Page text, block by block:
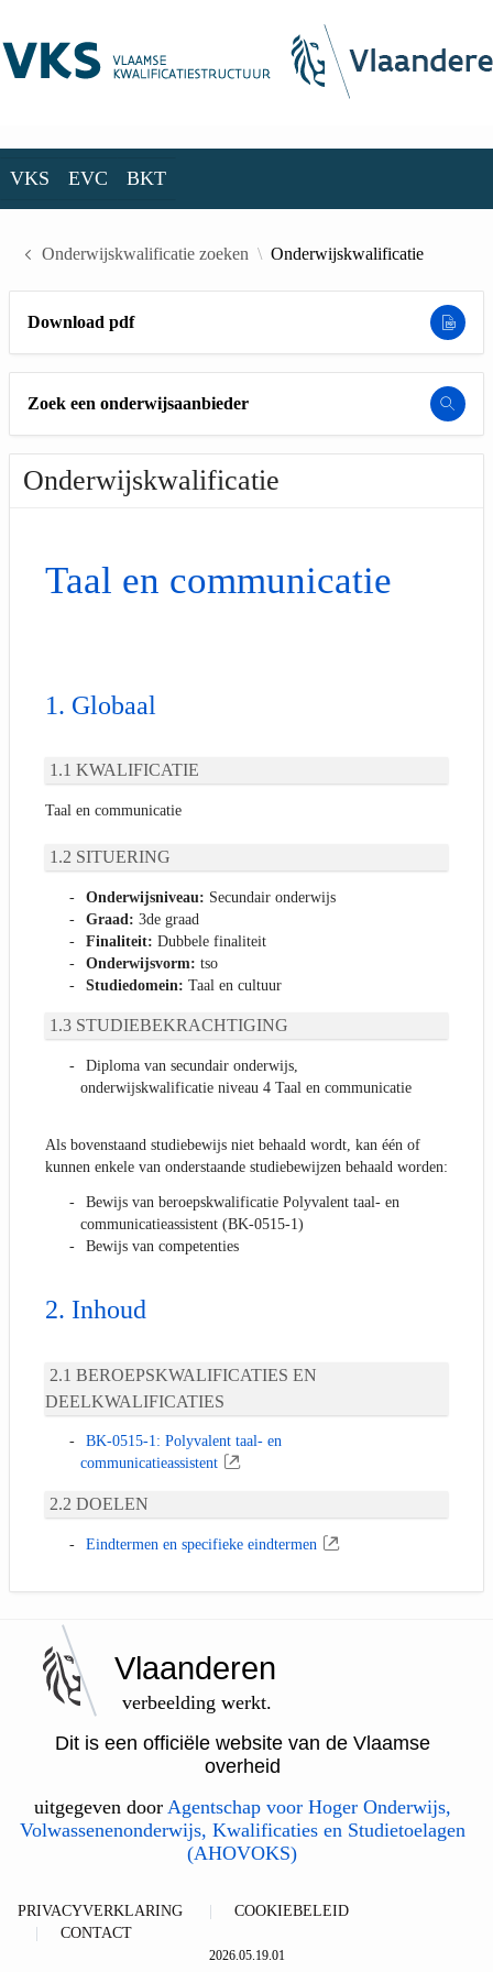
VKS EVC BKT
Onderwijskwalificatie zoeken Onderwijskwalificatie
Download pdf
Zoek een onderwijsaanbieder
Onderwijskwalificatie
Taal en communicatie
Globaal
KWALIFICATIE
Taal en communicatie
SITUERING
Onderwijsniveau: Secundair onderwijs
Graad: 3de graad
Finaliteit: Dubbele finaliteit
Onderwijsvorm: tso
Studiedomein: Taal en cultuur
STUDIEBEKRACHTIGING
Diploma van secundair onderwijs,
onderwijskwalificatie niveau 4 Taal en communicatie
Als bovenstaand studiebewijs niet behaald wordt, kan één of
kunnen enkele van onderstaande studiebewijzen behaald worden:
Bewijs van beroepskwalificatie Polyvalent taal- en
communicatieassistent (BK-0515-1)
Bewijs van competenties
Inhoud
BEROEPSKWALIFICATIES EN
DEELKWALIFICATIES
BK-0515-1: Polyvalent taal- en
communicatieassistent
DOELEN
Eindtermen en specifieke eindtermen
Vlaanderen
verbeelding werkt.
Dit is een officiële website van de Vlaamse
overheid
uitgegeven door Agentschap voor Hoger Onderwijs,
Volwassenenonderwijs, Kwalificaties en Studietoelagen
(AHOVOKS)
PRIVACYVERKLARING
COOKIEBELEID
CONTACT
2026.05.19.01